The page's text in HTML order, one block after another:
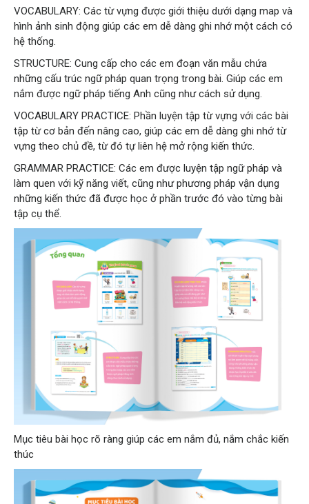
VOCABULARY: Các từ vựng được giới thiệu dưới dạng map và
hình ảnh sinh động giúp các em dễ dàng ghi nhớ một cách có
hệ thống.
STRUCTURE: Cung cấp cho các em đoạn văn mẫu chứa
những cấu trúc ngữ pháp quan trọng trong bài. Giúp các em
nắm được ngữ pháp tiếng Anh cũng như cách sử dụng.
VOCABULARY PRACTICE: Phần luyện tập từ vựng với các bài
tập từ cơ bản đến nâng cao, giúp các em dễ dàng ghi nhớ từ
vựng theo chủ đề, từ đó tự liên hệ mở rộng kiến thức.
GRAMMAR PRACTICE: Các em được luyện tập ngữ pháp và
làm quen với kỹ năng viết, cũng như phương pháp vận dụng
những kiến thức đã được học ở phần trước đó vào từng bài
tập cụ thể.
Mục tiêu bài học rõ ràng giúp các em nắm đủ, nắm chắc kiến
thúc